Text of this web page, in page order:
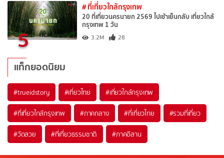
5
# ที่เที่ยวใกล้กรุงเทพ
20 ที่เที่ยวนครนายก 2569 ไปเช้าเย็นกลับ เที่ยวใกล้
กรุงเทพ 1 วัน
3.2M 28
แท็กยอดนิยม
#trueidstory #เที่ยวไทย #เที่ยวใกล้กรุงเทพ
#ที่เที่ยวใกล้กรุงเทพ #ภาคกลาง #ที่เที่ยวไทย #รวมที่เที่ยว
#วัดสวย #ที่เที่ยวธรรมชาติ #ภาคอีสาน